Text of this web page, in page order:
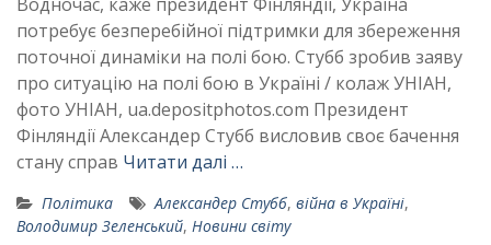
потребує безперебійної підтримки для збереження
поточної динаміки на полі бою. Стубб зробив заяву
про ситуацію на полі бою в Україні / колаж УНІАН,
фото УНІАН, ua.depositphotos.com Президент
Фінляндії Александер Стубб висловив своє бачення
стану справ Читати далі …
Політика Александер Стубб, війна в Україні,
Володимир Зеленський, Новини світу